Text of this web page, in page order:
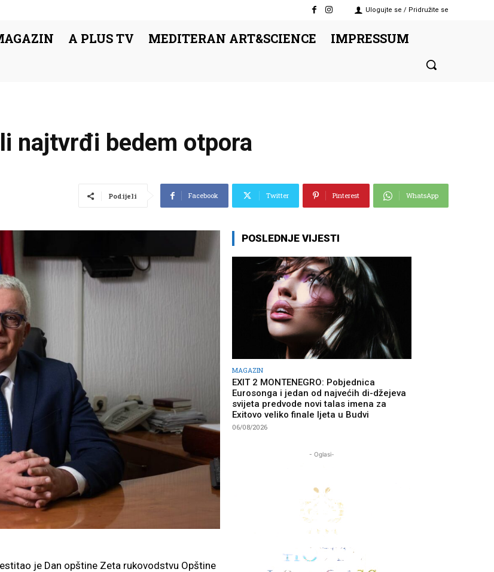
Ulogujte se / Pridružite se
A PLUS TV MEDITERAN ART&SCIENCE IMPRESSUM
najtvrđi bedem otpora
Podijeli Facebook Twitter Pinterest WhatsApp
je Dan opštine Zeta rukovodstvu Opštine
POSLEDNJE VIJESTI
MAGAZIN
EXIT 2 MONTENEGRO: Pobjednica
Eurosonga i jedan od najvećih di-džejeva
svijeta predvode novi talas imena za
Exitovo veliko finale ljeta u Budvi
06/08/2026
- Oglasi-